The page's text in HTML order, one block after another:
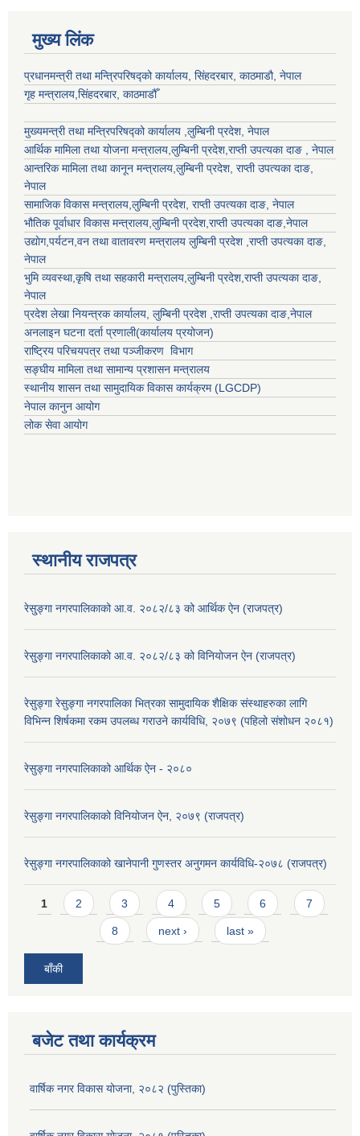
मुख्य लिंक
प्रधानमन्त्री तथा मन्त्रिपरिषद्को कार्यालय, सिंहदरबार, काठमाडौ, नेपाल
गृह मन्त्रालय,सिंहदरबार, काठमाडौँ
मुख्यमन्त्री तथा मन्त्रिपरिषद्को कार्यालय ,लुम्बिनी प्रदेश, नेपाल
आर्थिक मामिला तथा योजना मन्त्रालय,लुम्बिनी प्रदेश,राप्ती उपत्यका दाङ , नेपाल
आन्तरिक मामिला तथा कानून मन्त्रालय,लुम्बिनी प्रदेश, राप्ती उपत्यका दाङ,
नेपाल
सामाजिक विकास मन्त्रालय,लुम्बिनी प्रदेश, राप्ती उपत्यका दाङ, नेपाल
भौतिक पूर्वाधार विकास मन्त्रालय,लुम्बिनी प्रदेश,राप्ती उपत्यका दाङ,नेपाल
उद्याेग,पर्यटन,वन तथा वातावरण मन्त्रालय लुम्बिनी प्रदेश ,राप्ती उपत्यका दाङ,
नेपाल
भुमि व्यवस्था,कृषि तथा सहकारी मन्त्रालय,लुम्बिनी प्रदेश,राप्ती उपत्यका दाङ,
नेपाल
प्रदेश लेखा नियन्त्रक कार्यालय, लुम्बिनी प्रदेश ,राप्ती उपत्यका दाङ,नेपाल
अनलाइन घटना दर्ता प्रणाली(कार्यालय प्रयोजन)
राष्ट्रिय परिचयपत्र तथा पञ्जीकरण विभाग
सङ्घीय मामिला तथा सामान्य प्रशासन मन्त्रालय
स्थानीय शासन तथा सामुदायिक विकास कार्यक्रम (LGCDP)
नेपाल कानुन आयोग
लोक सेवा आयोग
स्थानीय राजपत्र
रेसु्ङ्गा नगरपालिकाको आ.व. २०८२/८३ को आर्थिक ऐन (राजपत्र)
रेसु्ङ्गा नगरपालिकाको आ.व. २०८२/८३ को विनियोजन ऐन (राजपत्र)
रेसुङ्गा रेसुङ्गा नगरपालिका भित्रका सामुदायिक शैक्षिक संस्थाहरुका लागि
विभिन्न शिर्षकमा रकम उपलब्ध गराउने कार्यविधि, २०७९ (पहिलो संशोधन २०८१)
रेसुङ्गा नगरपालिकाको आर्थिक ऐन - २०८०
रेसुङ्गा नगरपालिकाको विनियोजन ऐन, २०७९ (राजपत्र)
रेसुङ्गा नगरपालिकाको खानेपानी गुणस्तर अनुगमन कार्यविधि-२०७८ (राजपत्र)
Pages
1 2 3 4 5 6 7
8 next › last »
बाँकी
बजेट तथा कार्यक्रम
वार्षिक नगर विकास योजना, २०८२ (पुस्तिका)